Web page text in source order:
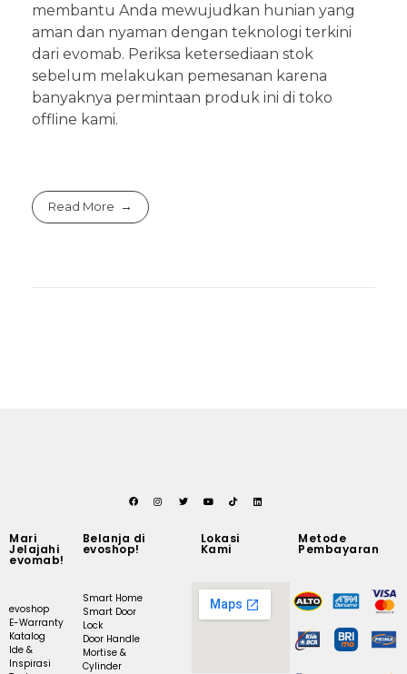
membantu Anda mewujudkan hunian yang
aman dan nyaman dengan teknologi terkini
dari evomab. Periksa ketersediaan stok
sebelum melakukan pemesanan karena
banyaknya permintaan produk ini di toko
offline kami.
Read More
Mari
Jelajahi
evomab!
evoshop
E-Warranty
Katalog
Ide &
Inspirasi
Belanja di
evoshop!
Smart Home
Smart Door
Lock
Door Handle
Mortise &
Cylinder
Lokasi
Kami
Metode
Pembayaran